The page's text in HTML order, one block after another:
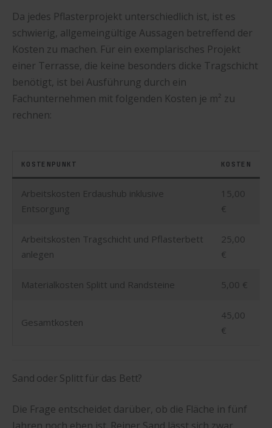
Da jedes Pflasterprojekt unterschiedlich ist, ist es
schwierig, allgemeingültige Aussagen betreffend der
Kosten zu machen. Für ein exemplarisches Projekt
einer Terrasse, die keine besonders dicke Tragschicht
benötigt, ist bei Ausführung durch ein
Fachunternehmen mit folgenden Kosten je m² zu
rechnen:
KOSTENPUNKT KOSTEN
Arbeitskosten Erdaushub inklusive
Entsorgung
15,00
€
Arbeitskosten Tragschicht und Pflasterbett
anlegen
25,00
€
Materialkosten Splitt und Randsteine 5,00 €
Gesamtkosten
45,00
€
Sand oder Splitt für das Bett?
Die Frage entscheidet darüber, ob die Fläche in fünf